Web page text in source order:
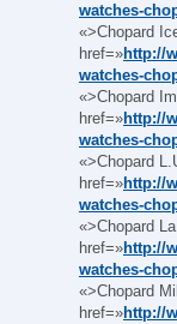
watches-
«>Chopard
href=»http://
watches-
«>Chopard
href=»http://
watches-
«>Chopard
href=»http://
watches-
«>Chopard
href=»http://
watches-
«>Chopard
href=»http://